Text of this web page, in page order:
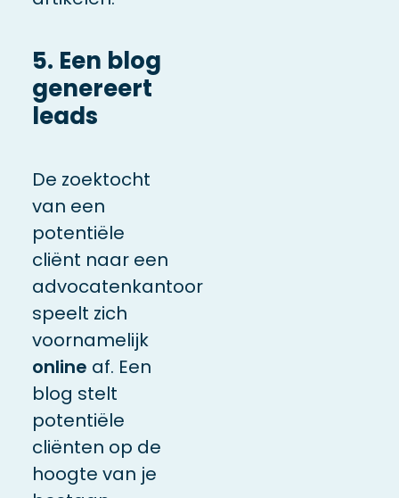
5. Een blog
genereert
leads
De zoektocht
van een
potentiële
cliënt naar een
advocatenkantoor
speelt zich
voornamelijk
online af. Een
blog stelt
potentiële
cliënten op de
hoogte van je